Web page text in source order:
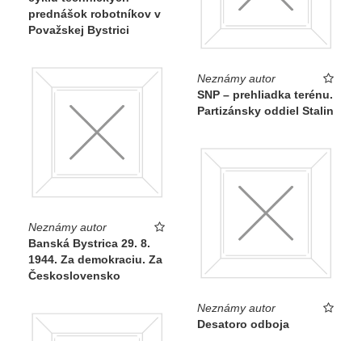
prednášok robotníkov v
Považskej Bystrici
Neznámy autor
SNP – prehliadka terénu.
Partizánsky oddiel Stalin
Neznámy autor
Banská Bystrica 29. 8.
1944. Za demokraciu. Za
Československo
Neznámy autor
Desatoro odboja